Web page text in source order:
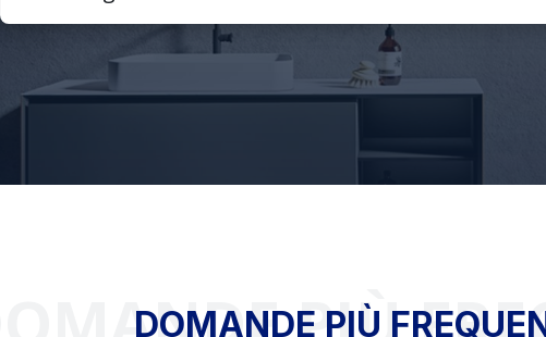
DOMANDE PIÙ